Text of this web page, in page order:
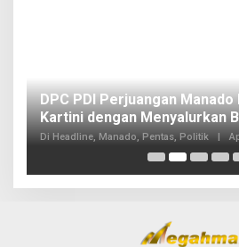
DPC PDI Perjuangan
Kartini dengan Menyalurkan
Di Headline, Manado, Pentas, Politik